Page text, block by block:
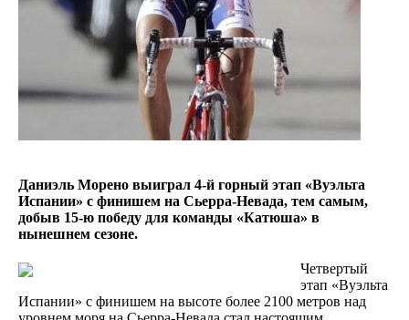
Даниэль Морено выиграл 4-й горный этап «Вуэльта
Испании» с финишем на Сьерра-Невада, тем самым,
добыв 15-ю победу для команды «Катюша» в
нынешнем сезоне.
Четвертый
этап «Вуэльта
Испании» с финишем на высоте более 2100 метров над